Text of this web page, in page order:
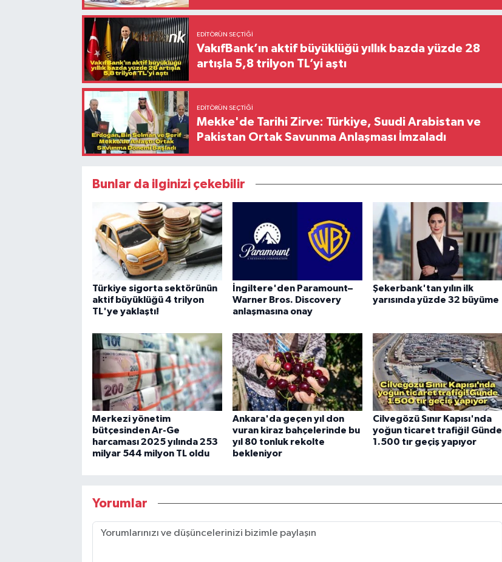
EDITÖRÜN SEÇTIĞI
VakıfBank’ın aktif büyüklüğü yıllık bazda yüzde 28
artışla 5,8 trilyon TL’yi aştı
EDITÖRÜN SEÇTIĞI
Mekke'de Tarihi Zirve: Türkiye, Suudi Arabistan ve
Pakistan Ortak Savunma Anlaşması İmzaladı
Bunlar da ilginizi çekebilir
Türkiye sigorta sektörünün
aktif büyüklüğü 4 trilyon
TL'ye yaklaştı!
İngiltere'den Paramount–
Warner Bros. Discovery
anlaşmasına onay
Şekerbank'tan yılın ilk
yarısında yüzde 32 büyüme
Merkezi yönetim
bütçesinden Ar-Ge
harcaması 2025 yılında 253
milyar 544 milyon TL oldu
Ankara'da geçen yıl don
vuran kiraz bahçelerinde bu
yıl 80 tonluk rekolte
bekleniyor
Cilvegözü Sınır Kapısı'nda
yoğun ticaret trafiği! Günde
1.500 tır geçiş yapıyor
Yorumlar